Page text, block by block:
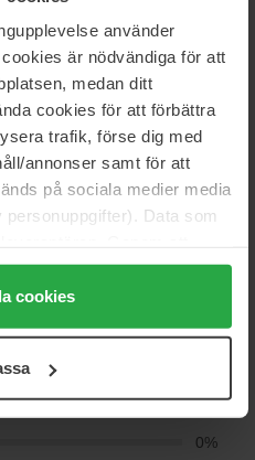
använder
är nödvändiga för att
medan ditt
cookies för att förbättra
trafik, förse dig med
annonser samt för att
på sociala medier media
Data som
accepterar du alla cookies,
anpassa användningen av
återkalla ditt samtycke.
cookies
SPF30
(0)
recensioner
50%
0%